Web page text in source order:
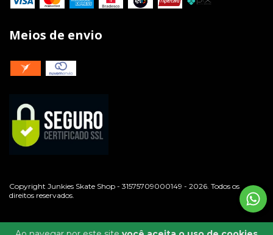
Meios de envio
Copyright Junkies Skate Shop - 31575709000149 - 2026. Todos os
direitos reservados.